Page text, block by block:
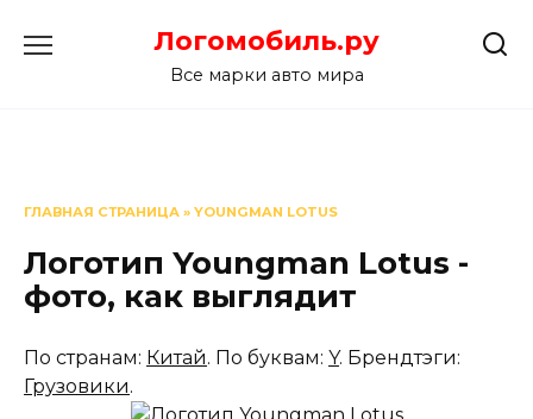
Логомобиль.ру
Все марки авто мира
ГЛАВНАЯ СТРАНИЦА » YOUNGMAN LOTUS
Логотип Youngman Lotus -
фото, как выглядит
По странам: Китай. По буквам: Y. Брендтэги:
Грузовики.